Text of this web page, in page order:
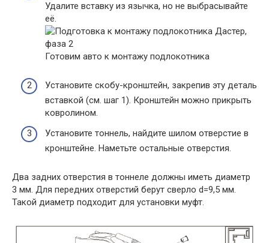
Удалите вставку из язычка, но не выбрасывайте
её.
Готовим авто к монтажу подлокотника
Установите скобу-кронштейн, закрепив эту деталь
вставкой (см. шаг 1). Кронштейн можно прикрыть
ковролином.
Установите тоннель, найдите шилом отверстие в
кронштейне. Наметьте остальные отверстия.
Два задних отверстия в тоннеле должны иметь диаметр
3 мм. Для передних отверстий берут сверло d=9,5 мм.
Такой диаметр подходит для установки муфт.